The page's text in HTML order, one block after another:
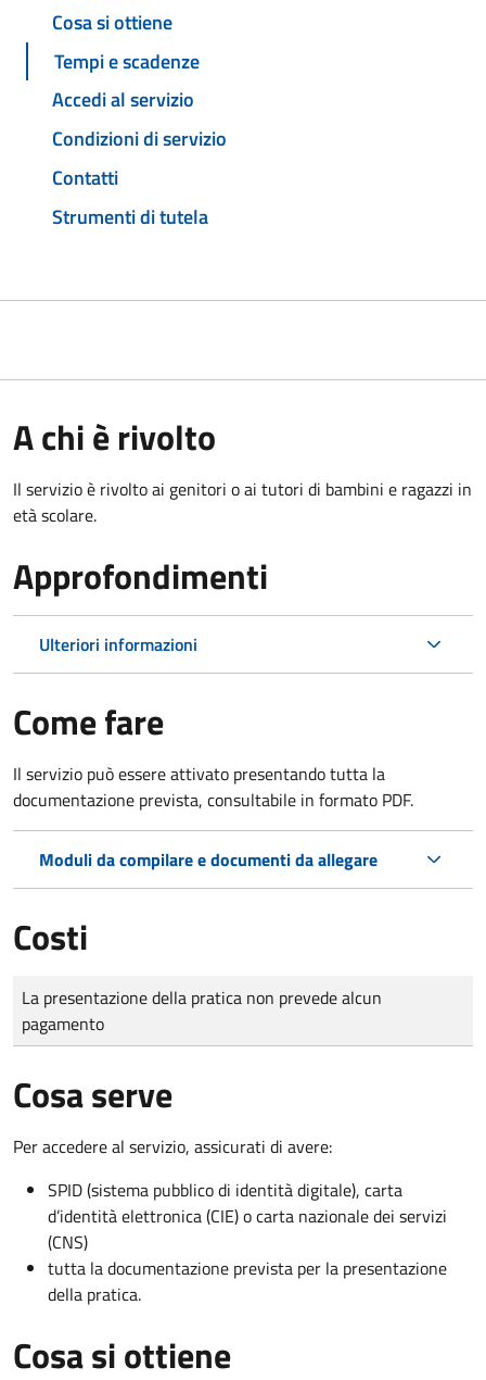
Cosa si ottiene
Tempi e scadenze
Accedi al servizio
Condizioni di servizio
Contatti
Strumenti di tutela
A chi è rivolto
Il servizio è rivolto ai genitori o ai tutori di bambini e ragazzi in
età scolare.
Approfondimenti
Ulteriori informazioni
Come fare
Il servizio può essere attivato presentando tutta la
documentazione prevista, consultabile in formato PDF.
Moduli da compilare e documenti da allegare
Costi
Tipo di pagamento
Importo
La presentazione della pratica non prevede alcun
pagamento
Cosa serve
Per accedere al servizio, assicurati di avere:
SPID (sistema pubblico di identità digitale), carta
d’identità elettronica (CIE) o carta nazionale dei servizi
(CNS)
tutta la documentazione prevista per la presentazione
della pratica.
Cosa si ottiene